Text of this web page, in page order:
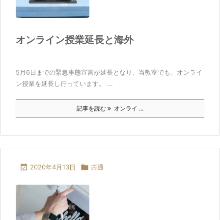
オンライン授業延長と海外
5月6日までの緊急事態宣言が延長となり、当教室でも、オンライ
ン授業を延長し行っています。 ...
記事を読む オンライ ...
 2020年4月13日  共通